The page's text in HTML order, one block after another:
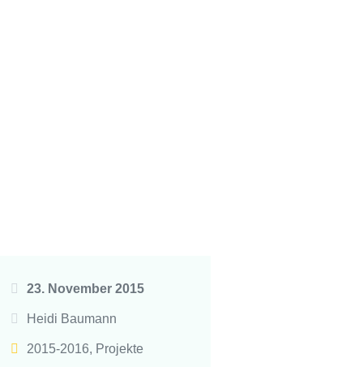
23. November 2015
Heidi Baumann
2015-2016, Projekte